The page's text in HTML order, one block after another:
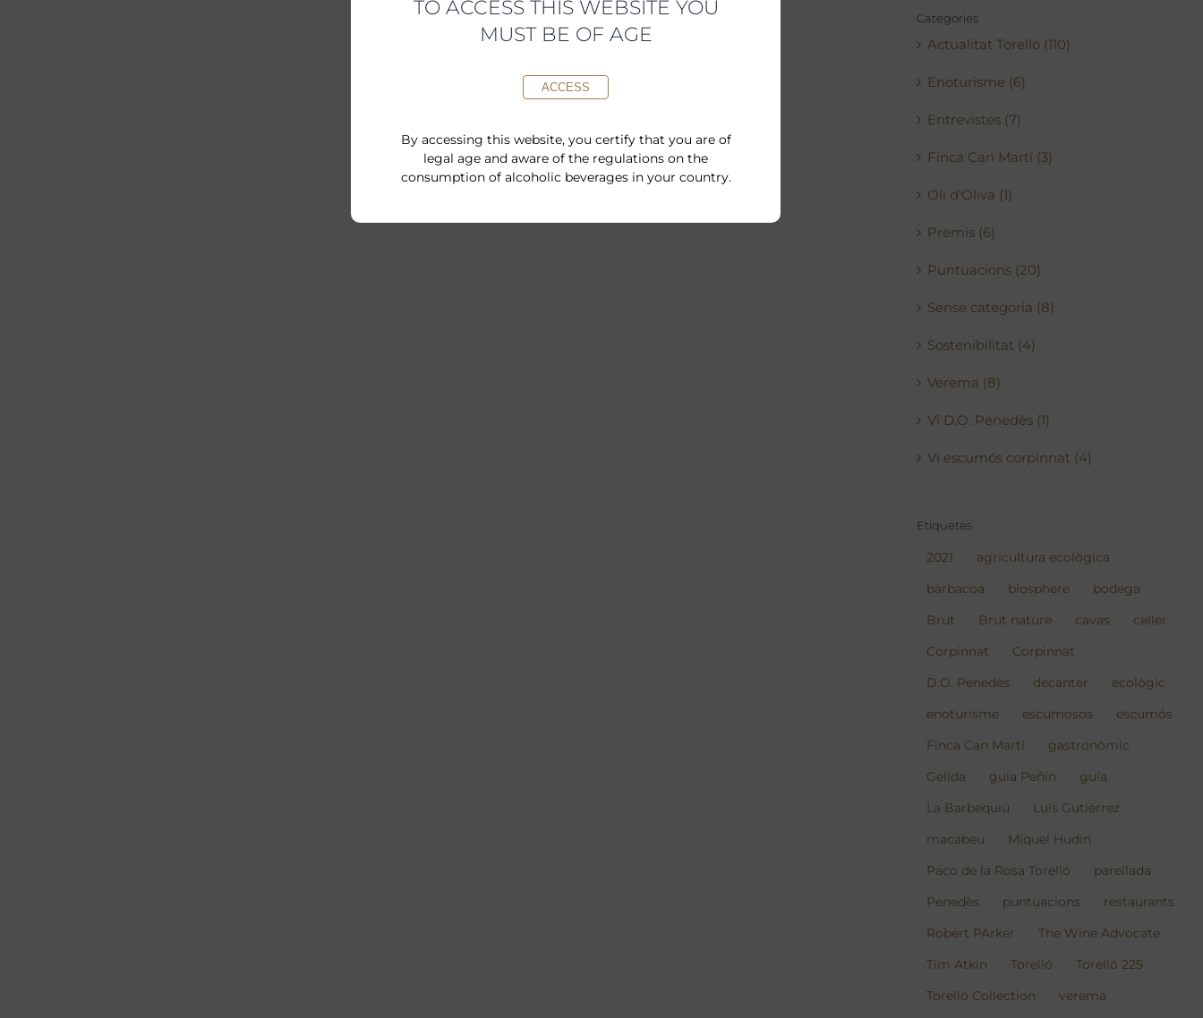
Categories
Actualitat Torelló (110)
Enoturisme (6)
Entrevistes (7)
Finca Can Martí (3)
Oli d'Oliva (1)
Premis (6)
Puntuacions (20)
Sense categoria (8)
Sostenibilitat (4)
Verema (8)
Vi D.O. Penedès (1)
Vi escumós corpinnat (4)
Etiquetes
2021 agricultura ecològica
barbacoa biosphere bodega
Brut Brut nature cavas celler
Corpinnat Corpinnat
D.O. Penedès decanter ecològic
enoturisme escumosos escumós
Finca Can Martí gastronòmic
Gelida guia Peñín guía
La Barbequiú Luís Gutiérrez
macabeu Miquel Hudin
Paco de la Rosa Torelló parellada
Penedès puntuacions restaurants
Robert PArker The Wine Advocate
Tim Atkin Torelló Torelló 225
Torelló Collection verema
TO ACCESS THIS WEBSITE YOU
MUST BE OF AGE
ACCESS
By accessing this website, you certify that you are of
legal age and aware of the regulations on the
consumption of alcoholic beverages in your country.